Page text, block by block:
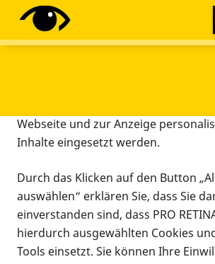
Diese Webseite setzt verschiedene
Tracking-Tools ein. Dies beinhaltet
Webseite und zur Anzeige
Inhalte eingesetzt werden.
Durch das Klicken auf den Button
auswählen“ erklären Sie, dass Sie
einverstanden sind, dass PRO
hierdurch ausgewählten Cookies
Tools einsetzt. Sie können Ihre